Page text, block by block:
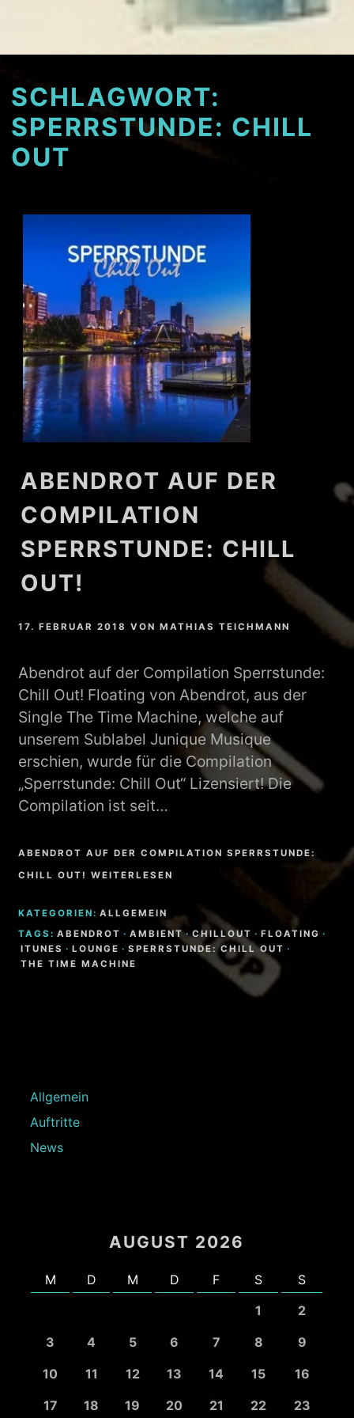
SCHLAGWORT:
SPERRSTUNDE: CHILL
OUT
ABENDROT AUF DER
COMPILATION
SPERRSTUNDE: CHILL
OUT!
17. FEBRUAR 2018 VONMATHIAS TEICHMANN
Abendrot auf der Compilation Sperrstunde:
Chill Out! Floating von Abendrot, aus der
Single The Time Machine, welche auf
unserem Sublabel Junique Musique
erschien, wurde für die Compilation
„Sperrstunde: Chill Out“ Lizensiert! Die
Compilation ist seit…
ABENDROT AUF DER COMPILATION SPERRSTUNDE:
CHILL OUT! WEITERLESEN
KATEGORIEN: ALLGEMEIN
TAGS: ABENDROT · AMBIENT · CHILLOUT · FLOATING ·
ITUNES · LOUNGE · SPERRSTUNDE: CHILL OUT ·
THE TIME MACHINE
Allgemein
Auftritte
News
AUGUST 2026
M D M D F S
S
1
2
3
4 5 6 7 8
9
10
11 12 13 14 15
16
17
18 19 20 21 22 23